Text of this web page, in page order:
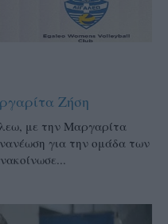
Ζήση
με την Μαργαρίτα
για την ομάδα των